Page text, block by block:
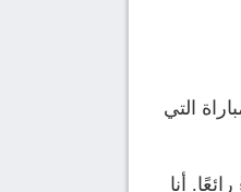
الإسباني، في المباراة التي
أنا